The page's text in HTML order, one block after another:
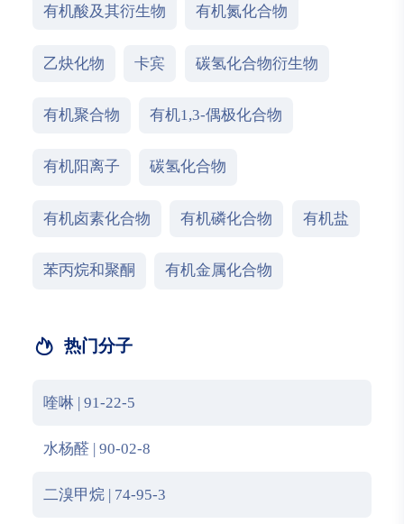
有机酸及其衍生物 有机氮化合物
乙炔化物 卡宾 碳氢化合物衍生物
有机聚合物 有机1,3-偶极化合物
有机阳离子 碳氢化合物
有机卤素化合物 有机磷化合物 有机盐
苯丙烷和聚酮 有机金属化合物
热门分子
喹啉 | 91-22-5
水杨醛 | 90-02-8
二溴甲烷 | 74-95-3